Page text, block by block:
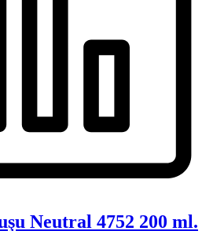
Neutral 4752 200 ml.